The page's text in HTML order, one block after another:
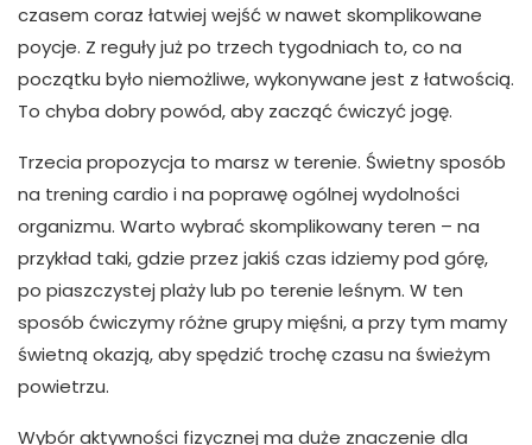
czasem coraz łatwiej wejść w nawet skomplikowane
poycje. Z reguły już po trzech tygodniach to, co na
początku było niemożliwe, wykonywane jest z łatwością.
To chyba dobry powód, aby zacząć ćwiczyć jogę.
Trzecia propozycja to marsz w terenie. Świetny sposób
na trening cardio i na poprawę ogólnej wydolności
organizmu. Warto wybrać skomplikowany teren – na
przykład taki, gdzie przez jakiś czas idziemy pod górę,
po piaszczystej plaży lub po terenie leśnym. W ten
sposób ćwiczymy różne grupy mięśni, a przy tym mamy
świetną okazją, aby spędzić trochę czasu na świeżym
powietrzu.
Wybór aktywności fizycznej ma duże znaczenie dla